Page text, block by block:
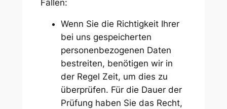
Fällen:
Wenn Sie die Richtigkeit Ihrer
bei uns gespeicherten
personenbezogenen Daten
bestreiten, benötigen wir in
der Regel Zeit, um dies zu
überprüfen. Für die Dauer der
Prüfung haben Sie das Recht,